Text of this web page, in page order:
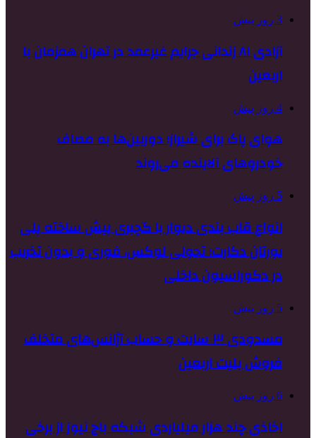
3 روز پیش
آزادی ۸۱ زندانی جرایم غیرعمد در تهران همزمان با
اربعین
4 روز پیش
هوای پاک برای شیراز؛ دوربین‌ها به مصاف
خودروهای آلاینده می‌روند
5 روز پیش
انواع قاب بندی دیوار با گچبری پیش ساخته پلی
یورتان دکارت؛ تحولی لوکس، فوری و بدون تخریب
در دکوراسیون داخلی
5 روز پیش
مسدودی ۳ سایت و حساب آژانس‌های متخلف
فروش بلیت اربعین
6 روز پیش
اخاذی چند هزار میلیاردی شبکه باج نیوز از برخی